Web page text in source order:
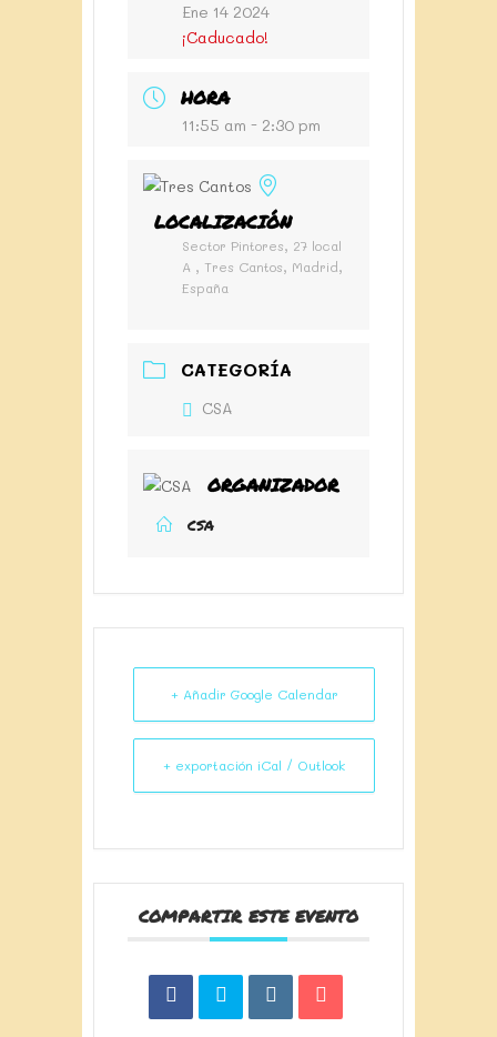
Ene 14 2024
¡Caducado!
HORA
11:55 am - 2:30 pm
LOCALIZACIÓN
Sector Pintores, 27 local
A , Tres Cantos, Madrid,
España
CATEGORÍA
CSA
ORGANIZADOR
CSA
+ Añadir Google Calendar
+ exportación iCal / Outlook
COMPARTIR ESTE EVENTO